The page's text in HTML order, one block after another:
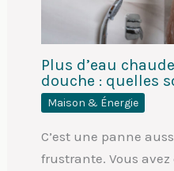
Plus d’eau
douche : quelles
Maison & Énergie
C’est une panne
frustrante. Vous avez